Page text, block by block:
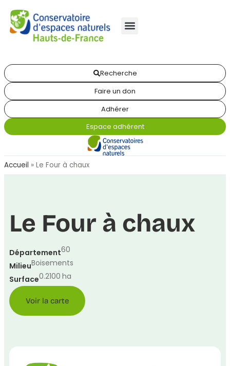
Recherche
Faire un don
Adhérer
Espace adhérent
Accueil » Le Four à chaux
Le Four à chaux
Département60
MilieuBoisements
Surface0.2100 ha
Voir la carte